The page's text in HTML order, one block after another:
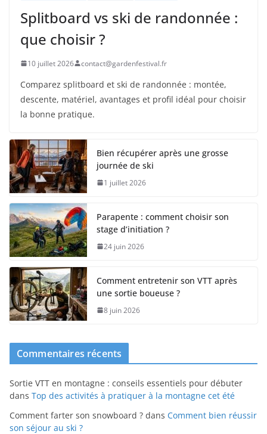
Splitboard vs ski de randonnée :
que choisir ?
10 juillet 2026 contact@gardenfestival.fr
Comparez splitboard et ski de randonnée : montée,
descente, matériel, avantages et profil idéal pour choisir
la bonne pratique.
Bien récupérer après une grosse
journée de ski
1 juillet 2026
Parapente : comment choisir son
stage d’initiation ?
24 juin 2026
Comment entretenir son VTT après
une sortie boueuse ?
8 juin 2026
Commentaires récents
Sortie VTT en montagne : conseils essentiels pour débuter
dans Top des activités à pratiquer à la montagne cet été
Comment farter son snowboard ? dans Comment bien réussir
son séjour au ski ?